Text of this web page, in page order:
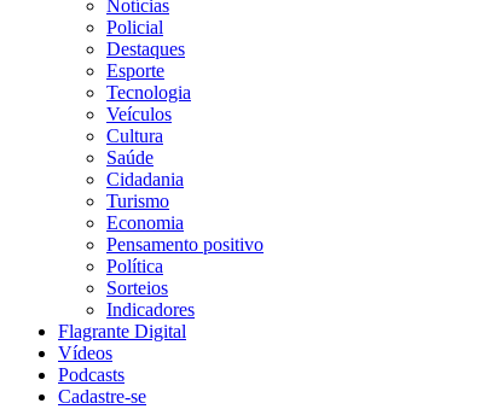
Notícias
Policial
Destaques
Esporte
Tecnologia
Veículos
Cultura
Saúde
Cidadania
Turismo
Economia
Pensamento positivo
Política
Sorteios
Indicadores
Flagrante Digital
Vídeos
Podcasts
Cadastre-se